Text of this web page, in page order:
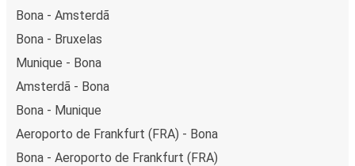
Bona - Amsterdã
Bona - Bruxelas
Munique - Bona
Amsterdã - Bona
Bona - Munique
Aeroporto de Frankfurt (FRA) - Bona
Bona - Aeroporto de Frankfurt (FRA)